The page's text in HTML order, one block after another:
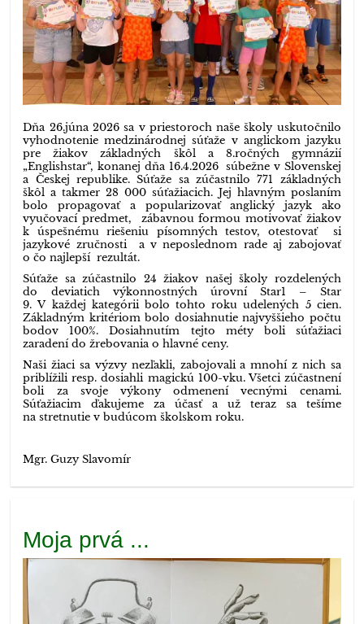
Dňa 26.júna 2026 sa v priestoroch naše školy uskutočnilo
vyhodnotenie medzinárodnej súťaže v anglickom jazyku
pre žiakov základných škôl a 8.ročných gymnázií
„Englishstar“, konanej dňa 16.4.2026 súbežne v Slovenskej
a Českej republike. Súťaže sa zúčastnilo 771 základných
škôl a takmer 28 000 súťažiacich. Jej hlavným poslaním
bolo propagovať a popularizovať anglický jazyk ako
vyučovací predmet, zábavnou formou motivovať žiakov
k úspešnému riešeniu písomných testov, otestovať si
jazykové zručnosti a v neposlednom rade aj zabojovať
o čo najlepší rezultát.
Súťaže sa zúčastnilo 24 žiakov našej školy rozdelených
do deviatich výkonnostných úrovní Star1 – Star
9. V každej kategórii bolo tohto roku udelených 5 cien.
Základným kritériom bolo dosiahnutie najvyššieho počtu
bodov 100%. Dosiahnutím tejto méty boli súťažiaci
zaradení do žrebovania o hlavné ceny.
Naši žiaci sa výzvy nezľakli, zabojovali a mnohí z nich sa
priblížili resp. dosiahli magickú 100-vku. Všetci zúčastnení
boli za svoje výkony odmenení vecnými cenami.
Súťažiacim ďakujeme za účasť a už teraz sa tešíme
na stretnutie v budúcom školskom roku.
Mgr. Guzy Slavomír
Moja prvá ...